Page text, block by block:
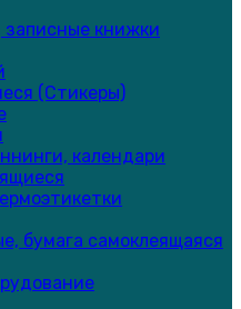
книжки
(Стикеры)
календари
бумага самоклеящаяся